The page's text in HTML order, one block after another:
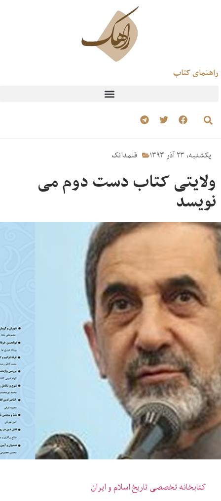
راهنمای کتاب
یکشنبه، ۲۳ آذر ۱۳۹۳ قلمدانک
ولایتی کتاب دست دوم می
نویسد
کتابخانه تخصصی تاریخ اسلام و ایران